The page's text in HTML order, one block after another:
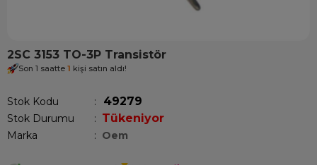
2SC 3153 TO-3P Transistör
Son 1 saatte 1 kişi satın aldı!
Stok Kodu 49279
Stok Durumu : Tükeniyor
Marka : Oem